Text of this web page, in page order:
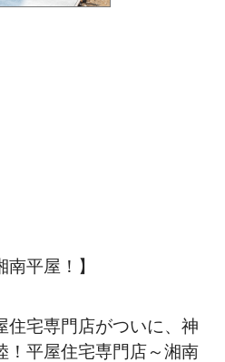
南平屋！】
住宅専門店がついに、神
！平屋住宅専門店～湘南